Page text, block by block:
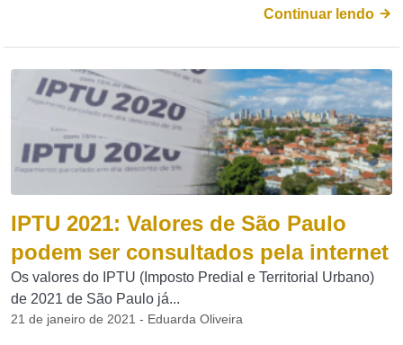
Continuar lendo
IPTU 2021: Valores de São Paulo
podem ser consultados pela internet
Os valores do IPTU (Imposto Predial e Territorial Urbano)
de 2021 de São Paulo já...
21 de janeiro de 2021 - Eduarda Oliveira